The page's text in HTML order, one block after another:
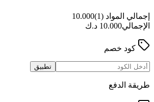
إجمالي المواد (1)
10.000
الإجمالي10.000 د.ك
كود خصم
تطبيق
طريقة الدفع